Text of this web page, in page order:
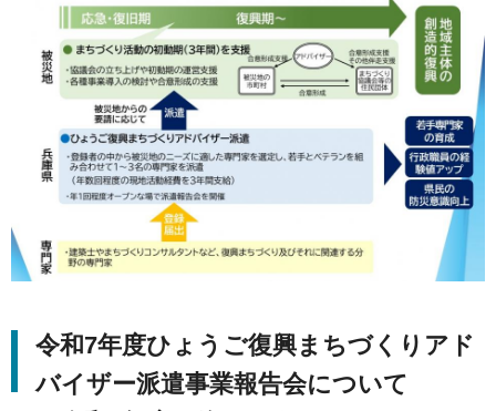
令和7年度ひょうご復興まちづくりアド
バイザー派遣事業報告会について